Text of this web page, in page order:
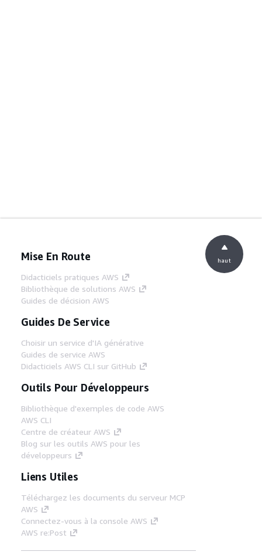
Mise En Route
Didacticiels pratiques AWS
Bibliothèque de solutions AWS
Guides de décision AWS
Guides De Service
Choisir un service d'IA générative
Guides de service AWS
Didacticiels AWS CLI sur GitHub
Outils Pour Développeurs
Bibliothèque d'exemples de code AWS
AWS CLI
Centre de créateur AWS
Blog sur les outils AWS pour les
développeurs
Liens Utiles
Téléchargez les documents du serveur MCP
AWS
Connectez-vous à la console AWS
AWS re:Post
haut